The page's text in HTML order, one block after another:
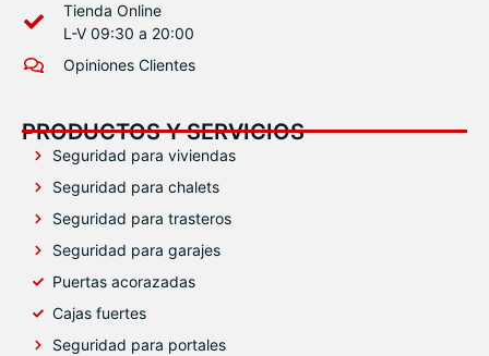
Tienda Online
L-V 09:30 a 20:00
Opiniones Clientes
PRODUCTOS Y SERVICIOS
Seguridad para viviendas
Seguridad para chalets
Seguridad para trasteros
Seguridad para garajes
Puertas acorazadas
Cajas fuertes
Seguridad para portales